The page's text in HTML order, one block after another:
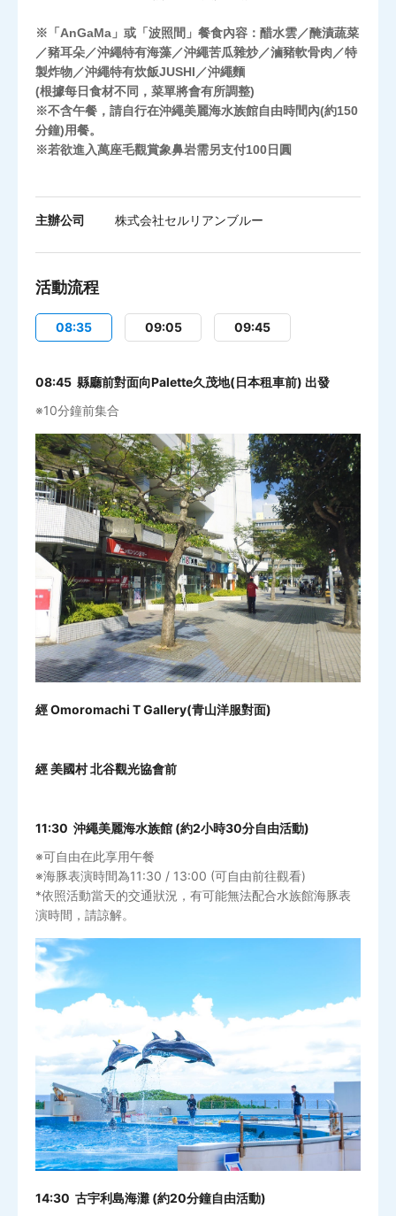
※「AnGaMa」或「波照間」餐食內容：醋水雲／醃漬蔬菜
／豬耳朵／沖繩特有海藻／沖繩苦瓜雜炒／滷豬軟骨肉／特
製炸物／沖繩特有炊飯JUSHI／沖繩麵
(根據每日食材不同，菜單將會有所調整)
※不含午餐，請自行在沖繩美麗海水族館自由時間內(約150
分鐘)用餐。
※若欲進入萬座毛觀賞象鼻岩需另支付100日圓
主辦公司 株式会社セルリアンブルー
活動流程
08:35 09:05 09:45
08:45 縣廳前對面向Palette久茂地(日本租車前) 出發
※10分鐘前集合
經 Omoromachi T Gallery(青山洋服對面)
經 美國村 北谷觀光協會前
11:30 沖繩美麗海水族館 (約2小時30分自由活動)
※可自由在此享用午餐
※海豚表演時間為11:30 / 13:00 (可自由前往觀看)
*依照活動當天的交通狀況，有可能無法配合水族館海豚表
演時間，請諒解。
14:30 古宇利島海灘 (約20分鐘自由活動)